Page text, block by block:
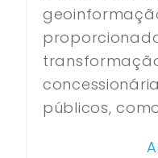
públicos,